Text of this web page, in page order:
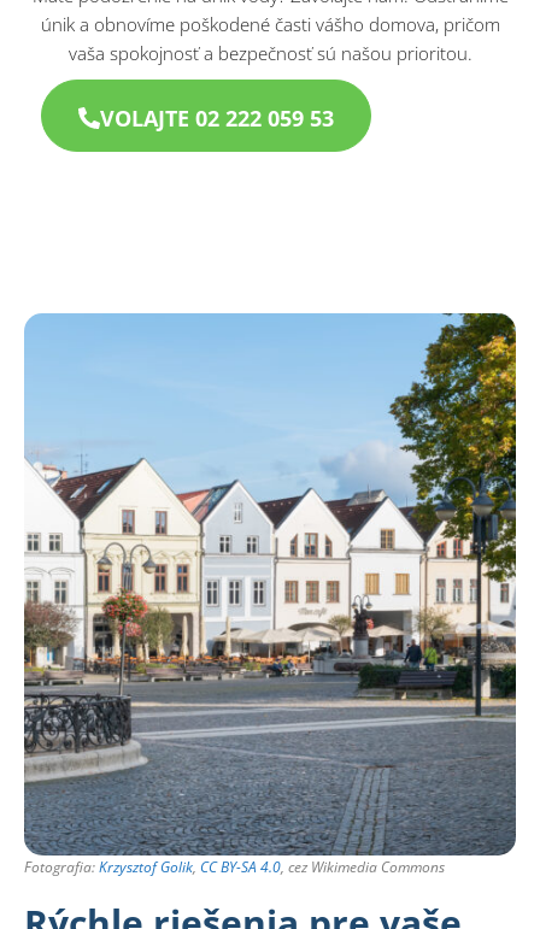
únik a obnovíme poškodené časti vášho domova, pričom
vaša spokojnosť a bezpečnosť sú našou prioritou.
VOLAJTE 02 222 059 53
Fotografia:Krzysztof Golik, CC BY-SA 4.0, cez Wikimedia Commons